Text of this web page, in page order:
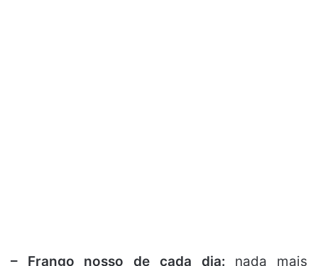
– Frango nosso de cada dia: nada mais